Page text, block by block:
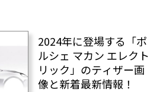
2024年に登場する「ポ
ルシェ マカン エレクト
リック」のティザー画
像と新着最新情報！